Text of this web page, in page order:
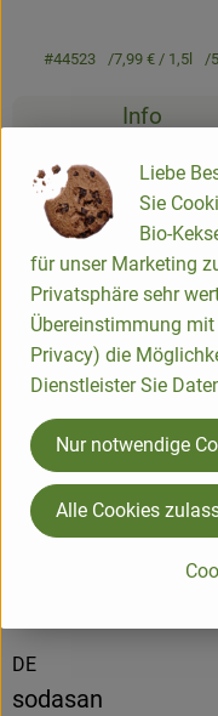
#44523 7,99 €/ 1,5l
Info
Entdecke
Info
parfümfreies
Herkunft
DE
sodasan
Liebe
Sie
Bio-
für unser Marketing
Privatsphäre sehr
Übereinstimmung
Privacy) die
Dienstleister Sie
Nur notwendige
Alle Cookies